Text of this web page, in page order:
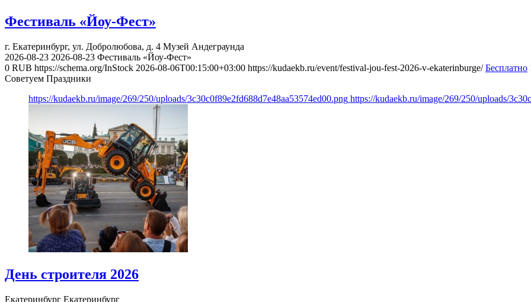
Фестиваль «Йоу-Фест»
г. Екатеринбург, ул. Добролюбова, д. 4 Музей Андеграунда
2026-08-23 2026-08-23 Фестиваль «Йоу-Фест»
0 RUB https://schema.org/InStock 2026-08-06T00:15:00+03:00 https://kudaekb.ru/event/festival-jou-fest-2026-v-ekaterinburge/ Бесплатно
Советуем Праздники
https://kudaekb.ru/image/269/250/uploads/3c30c0f89e2fd688d7e48aa53574ed00.png https://kudaekb.ru/image/269/250/uploads/
День строителя 2026
Екатеринбург Екатеринбург